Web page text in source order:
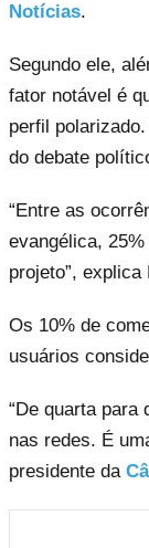
Notícias.
Segundo ele,
fator notável é
perfil
do debate
“Entre as
evangélica,
projeto”, explica
Os 10% de
usuários
“De quarta para
nas redes. É
presidente da